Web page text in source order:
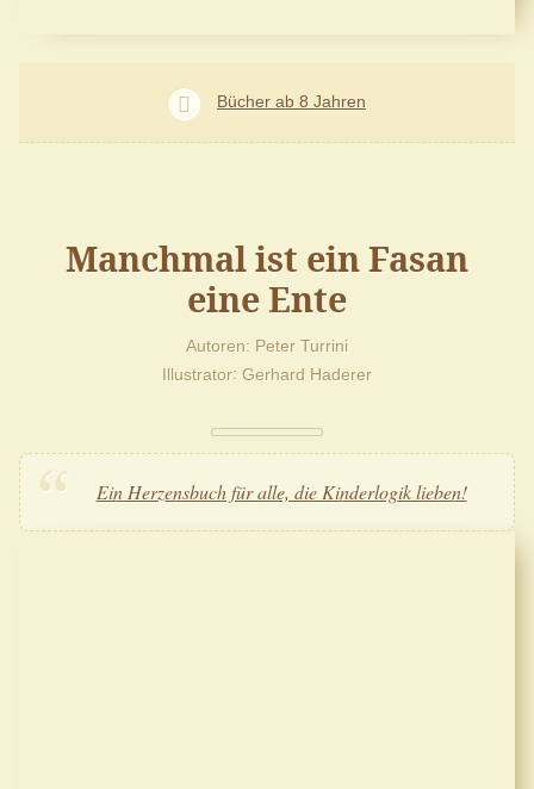
Bücher ab 8 Jahren
Manchmal ist ein Fasan
eine Ente
Autoren Peter Turrini
Illustrator Gerhard Haderer
Ein Herzensbuch für alle, die Kinderlogik lieben!